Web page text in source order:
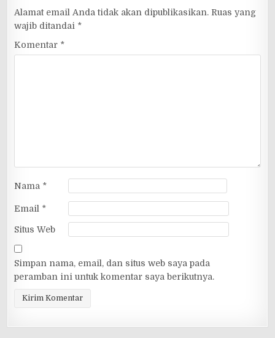
Alamat email Anda tidak akan dipublikasikan. Ruas yang
wajib ditandai *
Komentar *
Nama *
Email *
Situs Web
Simpan nama, email, dan situs web saya pada
peramban ini untuk komentar saya berikutnya.